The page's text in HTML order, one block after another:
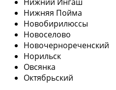
Нижняя Пойма
Новобирилюссы
Новоселово
Новочернореченский
Норильск
Овсянка
Октябрьский